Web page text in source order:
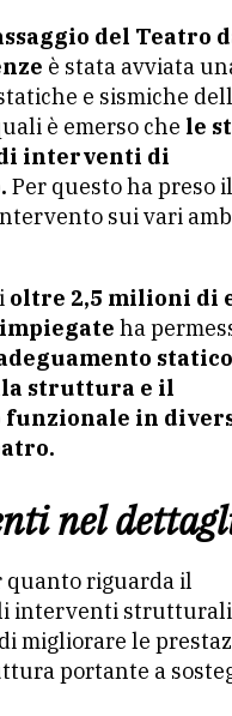
del Teatro
è stata avviata
e sismiche
è emerso che le
interventi di
Per questo ha preso
sui vari
oltre 2,5 milioni di
ha
struttura e il
in
nel
quanto riguarda il
interventi
migliorare le
portante a